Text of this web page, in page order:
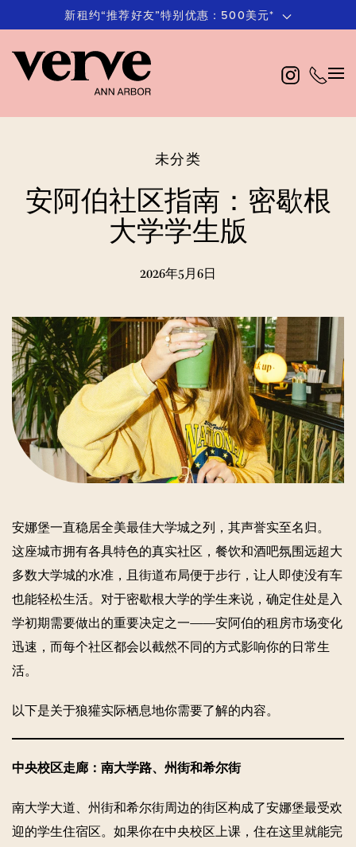
至
主
内
新租约“推荐好友”特别优惠：500美元*
未分类
安阿伯社区指南：密歇根
大学学生版
2026年5月6日
安娜堡一直稳居全美最佳大学城之列，其声誉实至名归。
这座城市拥有各具特色的真实社区，餐饮和酒吧氛围远超大
多数大学城的水准，且街道布局便于步行，让人即使没有车
也能轻松生活。对于密歇根大学的学生来说，确定住处是入
学初期需要做出的重要决定之一——安阿伯的租房市场变化
迅速，而每个社区都会以截然不同的方式影响你的日常生
活。
以下是关于狼獾实际栖息地你需要了解的内容。
中央校区走廊：南大学路、州街和希尔街
南大学大道、州街和希尔街周边的街区构成了安娜堡最受欢
迎的学生住宿区。如果你在中央校区上课，住在这里就能完